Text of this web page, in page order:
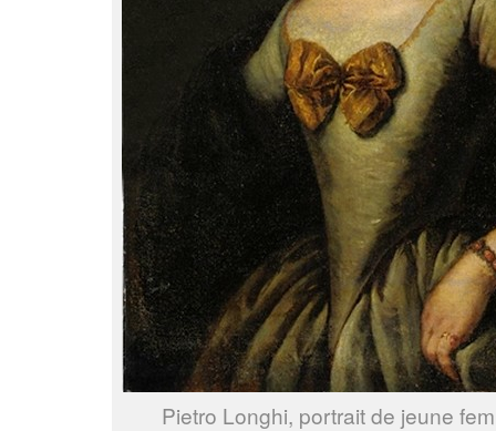
Pietro Longhi, portrait de jeune